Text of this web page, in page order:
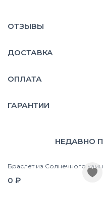
ОТЗЫВЫ
ДОСТАВКА
ОПЛАТА
ГАРАНТИИ
НЕДАВНО
Браслет из Солнечного
0 ₽